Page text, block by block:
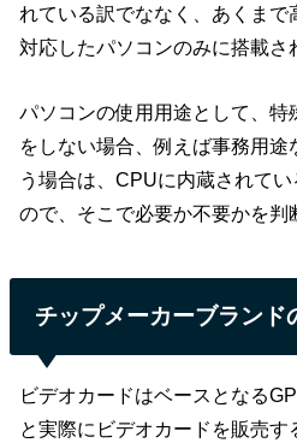
れている訳でななく、あくまで
対応したパソコンのみに搭載さ
パソコンの使用用途として、特
をしない場合、例えば事務用途
う場合は、CPUに内蔵されて
ので、そこで必要か不要かを判
チップメーカーブランド
ビデオカードはベースとなる
と実際にビデオカードを販売